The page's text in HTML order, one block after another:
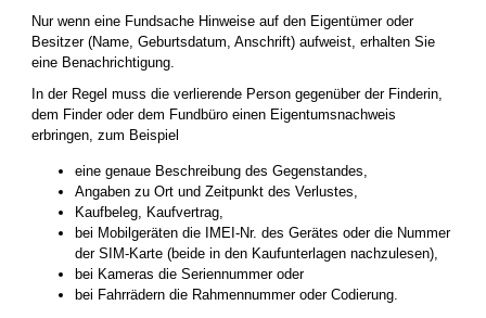
Nur wenn eine Fundsache Hinweise auf den Eigentümer oder
Besitzer (Name, Geburtsdatum, Anschrift) aufweist, erhalten Sie
eine Benachrichtigung.
In der Regel muss die verlierende Person gegenüber der Finderin,
dem Finder oder dem Fundbüro einen Eigentumsnachweis
erbringen, zum Beispiel
eine genaue Beschreibung des Gegenstandes,
Angaben zu Ort und Zeitpunkt des Verlustes,
Kaufbeleg, Kaufvertrag,
bei Mobilgeräten die IMEI-Nr. des Gerätes oder die Nummer
der SIM-Karte (beide in den Kaufunterlagen nachzulesen),
bei Kameras die Seriennummer oder
bei Fahrrädern die Rahmennummer oder Codierung.